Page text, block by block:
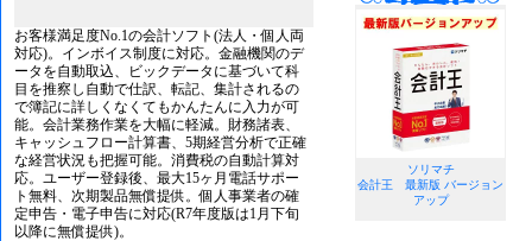
お客様満足度No.1の会計ソフト(法人・個人両
対応)。インボイス制度に対応。金融機関のデ
ータを自動取込、ビックデータに基づいて科
目を推察し自動で仕訳、転記、集計されるの
で簿記に詳しくなくてもかんたんに入力が可
能。会計業務作業を大幅に軽減。財務諸表、
キャッシュフロー計算書、5期経営分析で正確
な経営状況も把握可能。消費税の自動計算対
応。ユーザー登録後、最大15ヶ月電話サポー
ト無料、次期製品無償提供。個人事業者の確
定申告・電子申告に対応(R7年度版は1月下旬
以降に無償提供)。
ソリマチ
会計王 最新版 バージョン
アップ